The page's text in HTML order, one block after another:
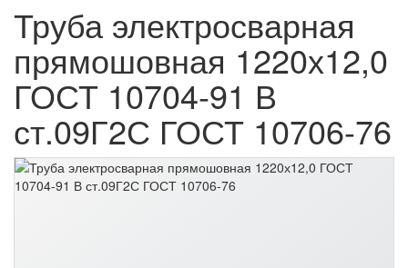
Труба электросварная
прямошовная 1220х12,0
ГОСТ 10704-91 В
ст.09Г2С ГОСТ 10706-76